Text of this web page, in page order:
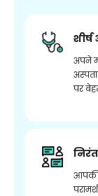
अपने
पर
आपकी